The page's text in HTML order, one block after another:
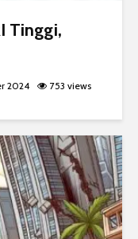
Tinggi,
2024 753 views